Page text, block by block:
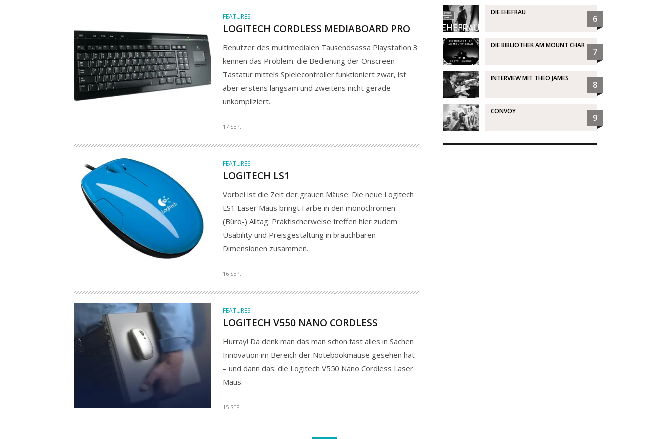
FEATURES
LOGITECH CORDLESS MEDIABOARD PRO
Benutzer des multimedialen Tausendsassa Playstation 3
kennen das Problem: die Bedienung der Onscreen-
Tastatur mittels Spielecontroller funktioniert zwar, ist
aber erstens langsam und zweitens nicht gerade
unkompliziert.
17 SEP.
FEATURES
LOGITECH LS1
Vorbei ist die Zeit der grauen Mäuse: Die neue Logitech
LS1 Laser Maus bringt Farbe in den monochromen
(Büro-) Alltag. Praktischerweise treffen hier zudem
Usability und Preisgestaltung in brauchbaren
Dimensionen zusammen.
16 SEP.
FEATURES
LOGITECH V550 NANO CORDLESS
Hurray! Da denk man das man schon fast alles in Sachen
Innovation im Bereich der Notebookmäuse gesehen hat
– und dann das: die Logitech V550 Nano Cordless Laser
Maus.
15 SEP.
DIE EHEFRAU
6
DIE BIBLIOTHEK AM MOUNT CHAR
7
INTERVIEW MIT THEO JAMES
8
CONVOY
9